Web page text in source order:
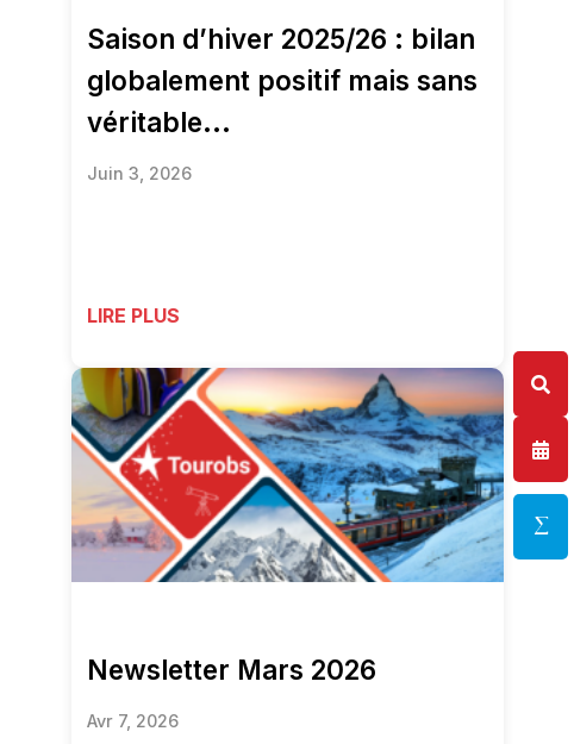
Saison d’hiver 2025/26 : bilan
globalement positif mais sans
véritable...
Juin 3, 2026
LIRE PLUS
Newsletter Mars 2026
Avr 7, 2026